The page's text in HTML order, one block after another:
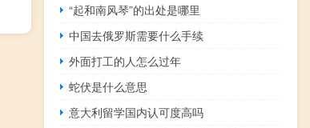
“起和南风琴”的出处是哪里
中国去俄罗斯需要什么手续
外面打工的人怎么过年
蛇伏是什么意思
意大利留学国内认可度高吗